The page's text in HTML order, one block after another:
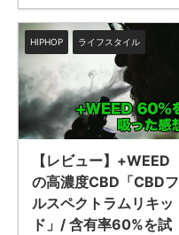
HIPHOP ライフスタイル
【レビュー】+WEED
の高濃度CBD「CBDフ
ルスペクトラムリキッ
ド」/ 含有率60%を試